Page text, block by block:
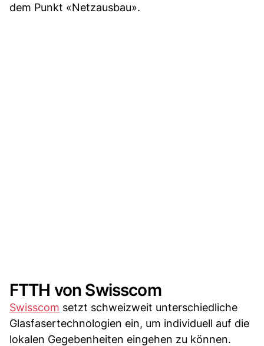
dem Punkt «Netzausbau».
FTTH von Swisscom
Swisscom setzt schweizweit unterschiedliche
Glasfasertechnologien ein, um individuell auf die
lokalen Gegebenheiten eingehen zu können.